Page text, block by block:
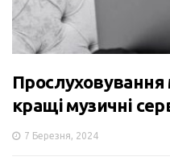
Прослуховування
кращі музичні
7 Березня, 2024